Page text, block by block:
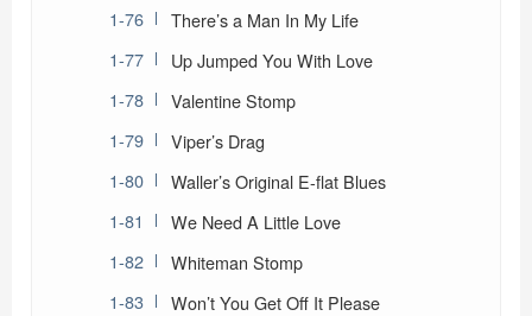
There’s a Man In My Life
Up Jumped You With Love
Valentine Stomp
Viper’s Drag
Waller’s Original E-flat Blues
We Need A Little Love
Whiteman Stomp
Won’t You Get Off It Please